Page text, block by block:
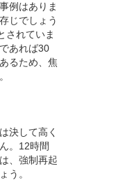
例はありま
じでしょう
されていま
あれば30
るため、焦
決して高く
。12時間
、強制再起
う。